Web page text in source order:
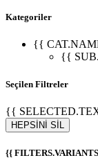
Kategoriler
{{
{{
Seçilen Filtreler
{{
HEPSİNİ SİL
{{